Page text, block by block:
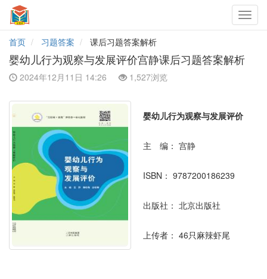
首页
习题答案 课后习题答案解析
婴幼儿行为观察与发展评价宫静课后习题答案解析
2024年12月11日 14:26 1,527浏览
婴幼儿行为观察与发展评价
主 编： 宫静
ISBN： 9787200186239
出版社： 北京出版社
上传者： 46只麻辣虾尾